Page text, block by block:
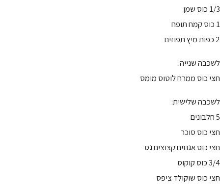
1/3 כוס שמן
1 כוס קמח תופח
2 כפות מיץ תפוזים
לשכבה שנייה:
חצי כוס ממרח לוטוס מומס
לשכבה שלישית:
5 חלבונים
חצי כוס סוכר
חצי כוס אגוזים קצוצים גס
3/4 כוס קוקוס
חצי כוס שוקולד ציפס